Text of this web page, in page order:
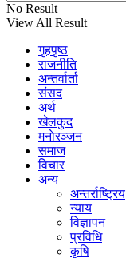
No Result
View All Result
गृहपृष्ठ
राजनीति
अन्तर्वार्ता
संसद
अर्थ
खेलकुद
मनाेरञ्जन
समाज
विचार
अन्य
अन्तर्राष्ट्रिय
न्याय
विज्ञापन
प्रविधि
कृषि